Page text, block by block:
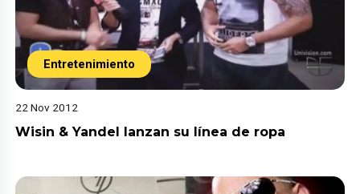
Entretenimiento
22 Nov 2012
Wisin & Yandel lanzan su línea de ropa